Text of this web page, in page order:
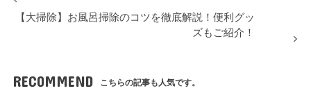
【大掃除】お風呂掃除のコツを徹底解説！便利グッ
ズもご紹介！
RECOMMEND こちらの記事も人気です。